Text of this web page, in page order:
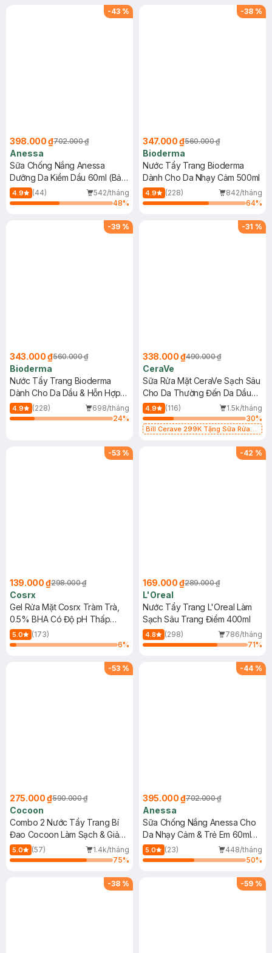
-43 %
398.000 ₫702.000 ₫
Anessa
Sữa Chống Nắng Anessa
Dưỡng Da Kiềm Dầu 60ml (Bản
Mới)
4.9 (44)
542/tháng
48%
-38 %
347.000 ₫560.000 ₫
Bioderma
Nước Tẩy Trang Bioderma
Dành Cho Da Nhạy Cảm 500ml
4.9 (228)
842/tháng
64%
-39 %
343.000 ₫560.000 ₫
Bioderma
Nước Tẩy Trang Bioderma
Dành Cho Da Dầu & Hỗn Hợp
500ml
4.9 (228)
698/tháng
24%
-31 %
338.000 ₫490.000 ₫
CeraVe
Sữa Rửa Mặt CeraVe Sạch Sâu
Cho Da Thường Đến Da Dầu
473ml
4.9 (116)
1.5k/tháng
30%
Bill Cerave 299K Tặng Sữa Rửa
-53 %
139.000 ₫298.000 ₫
Cosrx
Gel Rửa Mặt Cosrx Tràm Trà,
0.5% BHA Có Độ pH Thấp
150ml
5.0
(173)
6%
-42 %
169.000 ₫289.000 ₫
L'Oreal
Nước Tẩy Trang L'Oreal Làm
Sạch Sâu Trang Điểm 400ml
4.8 (298)
786/tháng
71%
-53 %
275.000 ₫590.000 ₫
Cocoon
Combo 2 Nước Tẩy Trang Bí
Đao Cocoon Làm Sạch & Giảm
Dầu 500ml
5.0 (57)
1.4k/tháng
75%
-44 %
395.000 ₫702.000 ₫
Anessa
Sữa Chống Nắng Anessa Cho
Da Nhạy Cảm & Trẻ Em 60ml
(Mới)
5.0 (23)
448/tháng
50%
-38 % -59 %